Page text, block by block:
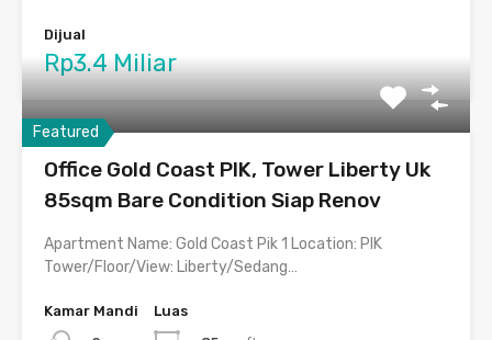
Dijual
Rp3.4 Miliar
Featured
Office Gold Coast PIK, Tower Liberty Uk
85sqm Bare Condition Siap Renov
Apartment Name: Gold Coast Pik 1 Location: PIK
Tower/Floor/View: Liberty/Sedang…
Kamar Mandi
Luas